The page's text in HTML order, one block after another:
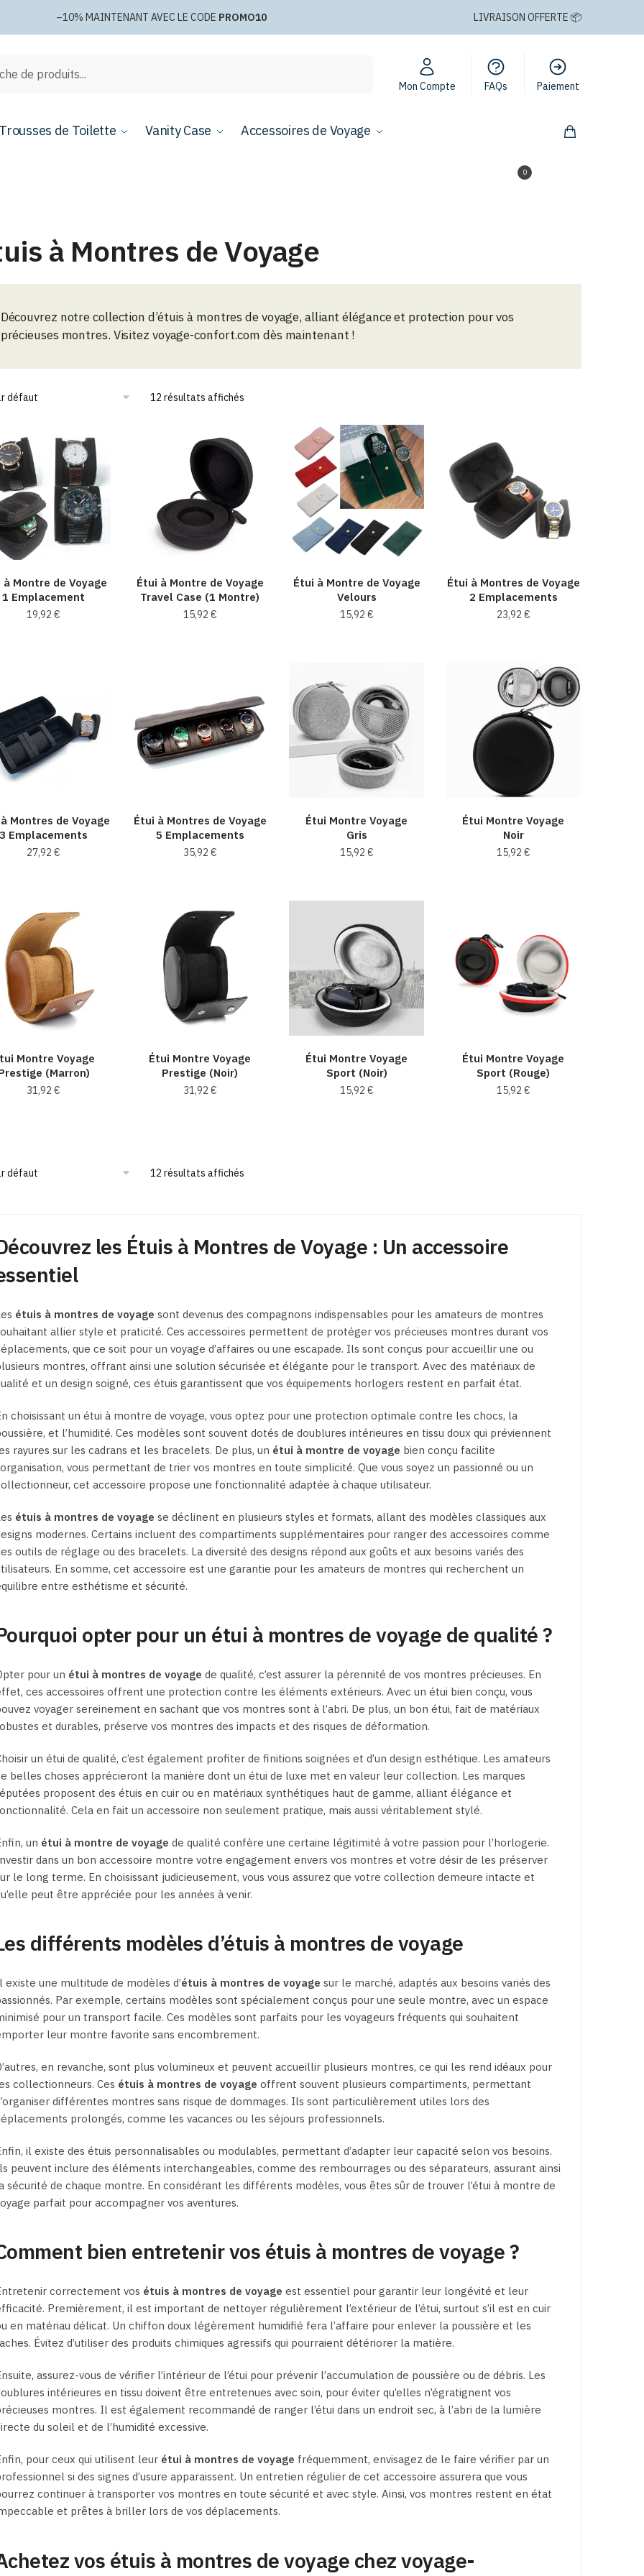
–10% MAINTENANT AVEC LE CODE PROMO10 LIVRAISON OFFERTE 📦
Mon Compte FAQs Paiement
de Toilette Vanity Case Accessoires de Voyage
0
à Montres de Voyage
Découvrez notre collection d’étuis à montres de voyage, alliant élégance et protection pour vos
précieuses montres. Visitez voyage-confort.com dès maintenant !
12 résultats affichés
à Montre de Voyage
1 Emplacement
19,92€
Étui à Montre de Voyage
Travel Case (1 Montre)
15,92 €
Étui à Montre de Voyage
Velours
15,92 €
plusieurs
variations.
Les
options
peuvent
être
sur
la
page
Étui à Montres de Voyage
2 Emplacements
23,92 €
Montres de Voyage
3 Emplacements
27,92€
Étui à Montres de Voyage
5 Emplacements
35,92 €
Étui Montre Voyage
Gris
15,92 €
Étui Montre Voyage
Noir
15,92 €
Montre Voyage
(Marron)
31,92€
Étui Montre Voyage
Prestige (Noir)
31,92 €
Étui Montre Voyage
Sport (Noir)
15,92 €
Étui Montre Voyage
Sport (Rouge)
15,92 €
12 résultats affichés
les Étuis à Montres de Voyage : Un accessoire
étuis à montres de voyage sont devenus des compagnons indispensables pour les amateurs de montres
allier style et praticité. Ces accessoires permettent de protéger vos précieuses montres durant vos
que ce soit pour un voyage d’affaires ou une escapade. Ils sont conçus pour accueillir une ou
montres, offrant ainsi une solution sécurisée et élégante pour le transport. Avec des matériaux de
et un design soigné, ces étuis garantissent que vos équipements horlogers restent en parfait état.
choisissant un étui à montre de voyage, vous optez pour une protection optimale contre les chocs, la
et l’humidité. Ces modèles sont souvent dotés de doublures intérieures en tissu doux qui préviennent
rayures sur les cadrans et les bracelets. De plus, un étui à montre de voyage bien conçu facilite
vous permettant de trier vos montres en toute simplicité. Que vous soyez un passionné ou un
cet accessoire propose une fonctionnalité adaptée à chaque utilisateur.
étuis à montres de voyage se déclinent en plusieurs styles et formats, allant des modèles classiques aux
modernes. Certains incluent des compartiments supplémentaires pour ranger des accessoires comme
outils de réglage ou des bracelets. La diversité des designs répond aux goûts et aux besoins variés des
En somme, cet accessoire est une garantie pour les amateurs de montres qui recherchent un
entre esthétisme et sécurité.
opter pour un étui à montres de voyage de qualité ?
pour un étui à montres de voyage de qualité, c’est assurer la pérennité de vos montres précieuses. En
ces accessoires offrent une protection contre les éléments extérieurs. Avec un étui bien conçu, vous
voyager sereinement en sachant que vos montres sont à l’abri. De plus, un bon étui, fait de matériaux
et durables, préserve vos montres des impacts et des risques de déformation.
un étui de qualité, c’est également profiter de finitions soignées et d’un design esthétique. Les amateurs
belles choses apprécieront la manière dont un étui de luxe met en valeur leur collection. Les marques
proposent des étuis en cuir ou en matériaux synthétiques haut de gamme, alliant élégance et
Cela en fait un accessoire non seulement pratique, mais aussi véritablement stylé.
un étui à montre de voyage de qualité confère une certaine légitimité à votre passion pour l’horlogerie.
dans un bon accessoire montre votre engagement envers vos montres et votre désir de les préserver
le long terme. En choisissant judicieusement, vous vous assurez que votre collection demeure intacte et
peut être appréciée pour les années à venir.
différents modèles d’étuis à montres de voyage
existe une multitude de modèles d’étuis à montres de voyage sur le marché, adaptés aux besoins variés des
Par exemple, certains modèles sont spécialement conçus pour une seule montre, avec un espace
pour un transport facile. Ces modèles sont parfaits pour les voyageurs fréquents qui souhaitent
leur montre favorite sans encombrement.
en revanche, sont plus volumineux et peuvent accueillir plusieurs montres, ce qui les rend idéaux pour
collectionneurs. Ces étuis à montres de voyage offrent souvent plusieurs compartiments, permettant
différentes montres sans risque de dommages. Ils sont particulièrement utiles lors des
prolongés, comme les vacances ou les séjours professionnels.
il existe des étuis personnalisables ou modulables, permettant d’adapter leur capacité selon vos besoins.
peuvent inclure des éléments interchangeables, comme des rembourrages ou des séparateurs, assurant ainsi
sécurité de chaque montre. En considérant les différents modèles, vous êtes sûr de trouver l’étui à montre de
parfait pour accompagner vos aventures.
bien entretenir vos étuis à montres de voyage ?
correctement vos étuis à montres de voyage est essentiel pour garantir leur longévité et leur
Premièrement, il est important de nettoyer régulièrement l’extérieur de l’étui, surtout s’il est en cuir
en matériau délicat. Un chiffon doux légèrement humidifié fera l’affaire pour enlever la poussière et les
Évitez d’utiliser des produits chimiques agressifs qui pourraient détériorer la matière.
assurez-vous de vérifier l’intérieur de l’étui pour prévenir l’accumulation de poussière ou de débris. Les
intérieures en tissu doivent être entretenues avec soin, pour éviter qu’elles n’égratignent vos
montres. Il est également recommandé de ranger l’étui dans un endroit sec, à l’abri de la lumière
du soleil et de l’humidité excessive.
pour ceux qui utilisent leur étui à montres de voyage fréquemment, envisagez de le faire vérifier par un
si des signes d’usure apparaissent. Un entretien régulier de cet accessoire assurera que vous
continuer à transporter vos montres en toute sécurité et avec style. Ainsi, vos montres restent en état
et prêtes à briller lors de vos déplacements.
vos étuis à montres de voyage chez voyage-